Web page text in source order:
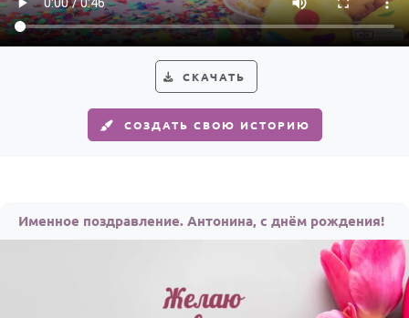
СКАЧАТЬ
СОЗДАТЬ СВОЮ ИСТОРИЮ
Именное поздравление. Антонина, с днём рождения!